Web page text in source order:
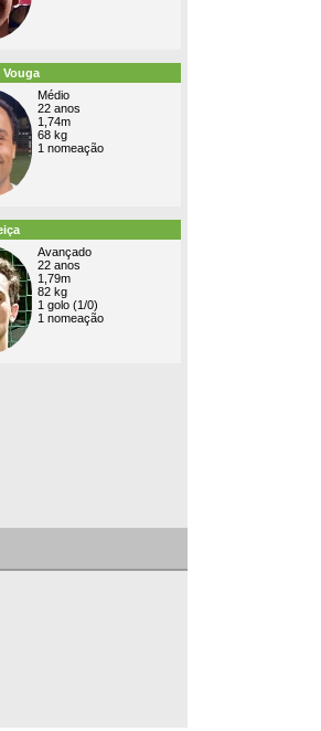
Médio
22 anos
1,74m
68 kg
1 nomeação
Avançado
22 anos
1,79m
82 kg
1 golo (1/0)
1 nomeação